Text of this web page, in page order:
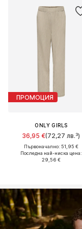
ПРОМОЦИЯ
ONLY GIRLS
36,95 €(72,27 лв.³)
Първоначално: 51,95 €
Последна най-ниска цена:
29,56 €